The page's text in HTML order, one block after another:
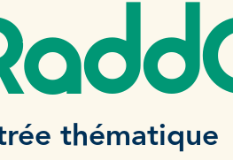
thématique